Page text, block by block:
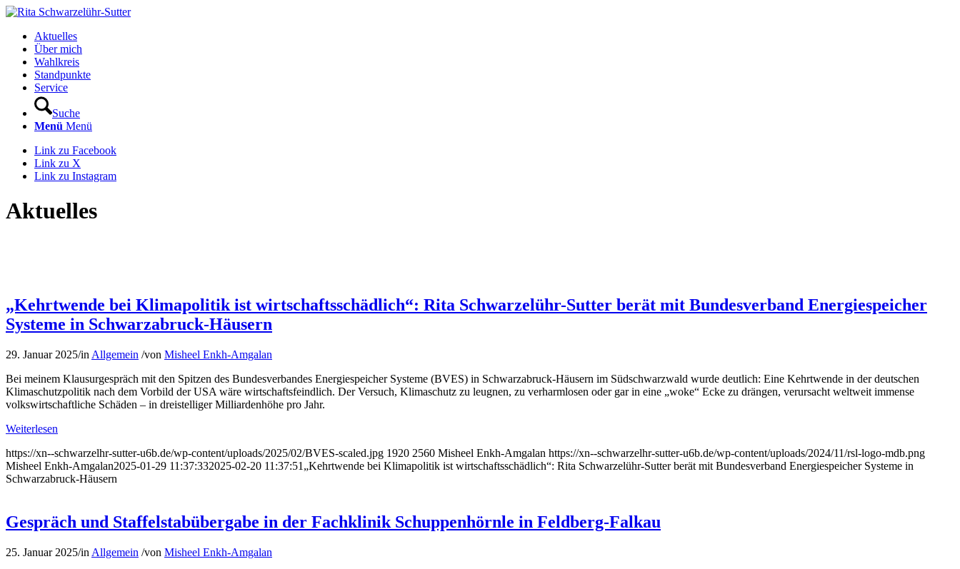
Aktuelles
Über mich
Wahlkreis
Standpunkte
Service
Suche
Menü Menü
Link zu Facebook
Link zu X
Link zu Instagram
Aktuelles
„Kehrtwende bei Klimapolitik ist wirtschaftsschädlich“: Rita Schwarzelühr-Sutter berät mit Bundesverband Energiespeicher
Systeme in Schwarzabruck-Häusern
29. Januar 2025/in Allgemein /von Misheel Enkh-Amgalan
Bei meinem Klausurgespräch mit den Spitzen des Bundesverbandes Energiespeicher Systeme (BVES) in Schwarzabruck-Häusern im Südschwarzwald wurde deutlich: Eine Kehrtwende in der deutschen
Klimaschutzpolitik nach dem Vorbild der USA wäre wirtschaftsfeindlich. Der Versuch, Klimaschutz zu leugnen, zu verharmlosen oder gar in eine „woke“ Ecke zu drängen, verursacht weltweit immense
volkswirtschaftliche Schäden – in dreistelliger Milliardenhöhe pro Jahr.
Weiterlesen
https://xn--schwarzelhr-sutter-u6b.de/wp-content/uploads/2025/02/BVES-scaled.jpg 1920 2560 Misheel Enkh-Amgalan https://xn--schwarzelhr-sutter-u6b.de/wp-content/uploads/2024/11/rsl-logo-mdb.png
Misheel Enkh-Amgalan2025-01-29 11:37:332025-02-20 11:37:51 „Kehrtwende bei Klimapolitik ist wirtschaftsschädlich“: Rita Schwarzelühr-Sutter berät mit Bundesverband Energiespeicher Systeme in
Schwarzabruck-Häusern
Gespräch und Staffelstabübergabe in der Fachklinik Schuppenhörnle in Feldberg-Falkau
25. Januar 2025/in Allgemein /von Misheel Enkh-Amgalan